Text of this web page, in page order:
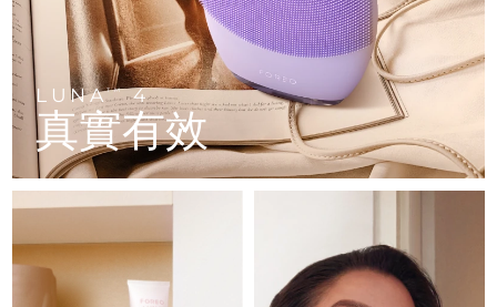
LUNATM4
真實有效
LUNA™ 4 go
For travel or gym bag
LUNA™護膚
Premium cleansers & balm
LUNA™ 設備
All facial cleansing devices
BEAR™ 設備
All premium facelift devices
UFO™ 3 go
Portable red light therapy
面膜
Rejuvenation & hydration
UFO™ 設備
issa™ 4 baby
For ages 0-3
issa™ Teeth Whitening Set
ISSA™ 設備
FAQ™ 102
Advanced clinical anti-aging
FAQ™ 103
Luxurious clinical anti-aging set
FAQ™ P1 Primer
Manuka honey primer
FAQ™ 202
LED mask
FAQ™ 211
Anti-aging neck & décolleté LED mask
FAQ™ 221
Anti-aging LED hand mask
生髮
FAQ™ 301
LED hair strengthening scalp massager
FAQ™ Scalp Serum
Scalp recovery probiotic serum
FAQ™護膚品
肌膚年輕化
FAQ™ 501
Full-Spectrum Red Light Therapy
FAQ™ 502
Full-Spectrum Red Light Therapy
FAQ™ Red Light Serum
保健品
NEW
專業治療
克羅埃西亞 預計送達日期8/11/26
賽普勒斯 預計送達日期8/12/26
捷克 預計送達日期
丹麥 預計送達日期8/11/26
芬蘭 預計送達日期 8/11/26